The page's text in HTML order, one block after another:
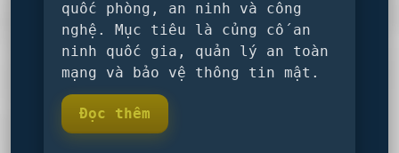
quốc phòng, an ninh và công
nghệ. Mục tiêu là củng cố an
ninh quốc gia, quản lý an toàn
mạng và bảo vệ thông tin mật.
Đọc thêm